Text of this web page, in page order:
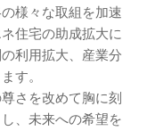
様々な取組を加速
住宅の助成拡大に
利用拡大、産業分
す。
さを改めて胸に刻
、未来への希望を